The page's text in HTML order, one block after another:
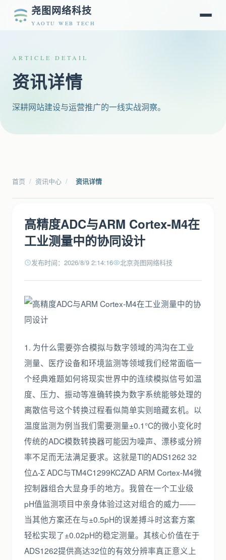
尧图网络科技
YAOTU WEB TECH
ARTICLE DETAIL
资讯详情
深耕网站建设与运营推广的一线实战洞察。
首页 / 资讯中心 / 资讯详情
高精度ADC与ARM Cortex-M4在
工业测量中的协同设计
发布时间：2026/8/9 2:14:16 北京尧图网络科技
1. 为什么需要弥合模拟与数字领域的鸿沟在工业
测量、医疗设备和环境监测等领域我们经常面临一
个经典难题如何将现实世界中的连续模拟信号如温
度、压力、振动等准确转换为数字系统能够处理的
离散信号这个转换过程看似简单实则暗藏玄机。以
温度监测为例当我们需要测量±0.1°C的微小变化时
传统的ADC模数转换器可能因为噪声、漂移或分辨
率不足而无法满足要求。这就是TI的ADS1262 32
位Δ-Σ ADC与TM4C1299KCZAD ARM Cortex-M4微
控制器组合大显身手的地方。我曾在一个工业级
pH值监测项目中亲身体验过这对组合的威力——
当其他方案还在与±0.5pH的误差搏斗时这套方案
轻松实现了±0.02pH的稳定测量。其核心价值在于
ADS1262提供高达32位的有效分辨率真正意义上